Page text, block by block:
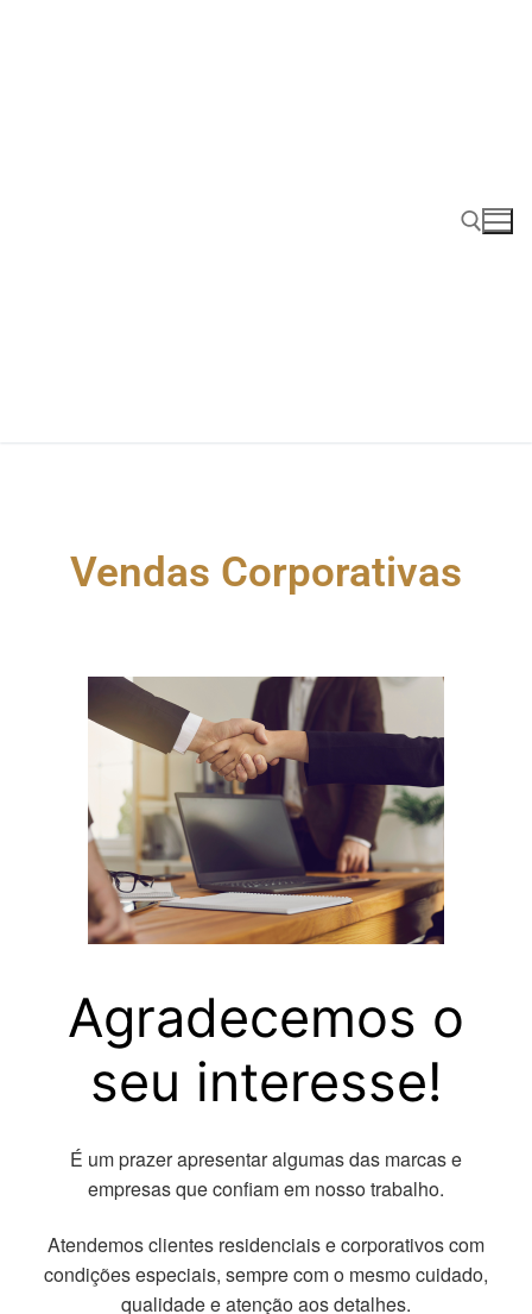
Vendas Corporativas
Agradecemos o
seu interesse!
É um prazer apresentar algumas das marcas e
empresas que confiam em nosso trabalho.
Atendemos clientes residenciais e corporativos com
condições especiais, sempre com o mesmo cuidado,
qualidade e atenção aos detalhes.